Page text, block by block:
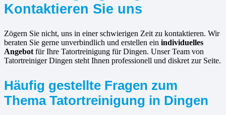
Kontaktieren Sie uns
Zögern Sie nicht, uns in einer schwierigen Zeit zu kontaktieren. Wir
beraten Sie gerne unverbindlich und erstellen ein individuelles
Angebot für Ihre Tatortreinigung für Dingen. Unser Team von
Tatortreiniger Dingen steht Ihnen professionell und diskret zur Seite.
Häufig gestellte Fragen zum
Thema Tatortreinigung in Dingen